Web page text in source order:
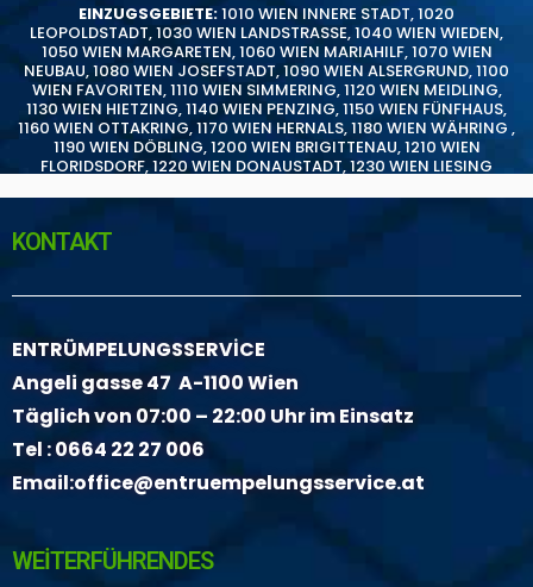
EINZUGSGEBIETE:1010 WIEN INNERE STADT,1020
LEOPOLDSTADT,1030 WIEN LANDSTRASSE,1040 WIEN WIEDEN,
1050 WIEN MARGARETEN,1060 WIEN MARIAHILF,1070 WIEN
NEUBAU,1080 WIEN JOSEFSTADT,1090 WIEN ALSERGRUND,1100
WIEN FAVORITEN,1110 WIEN SIMMERING,1120 WIEN MEIDLING,
1130 WIEN HIETZING,1140 WIEN PENZING,1150 WIEN FÜNFHAUS,
1160 WIEN OTTAKRING,1170 WIEN HERNALS,1180 WIEN WÄHRING ,
1190 WIEN DÖBLING,1200 WIEN BRIGITTENAU,1210 WIEN
FLORIDSDORF,1220 WIEN DONAUSTADT,1230 WIEN LIESING
KONTAKT
ENTRÜMPELUNGSSERVİCE
Angeli gasse 47 A-1100 Wien
Täglich von 07:00 – 22:00 Uhr im Einsatz
Tel :0664 22 27 006
Email:office@entruempelungsservice.at
WEİTERFÜHRENDES